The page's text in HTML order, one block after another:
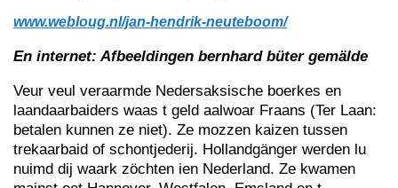
www.webloug.nl/jan-hendrik-neuteboom/
En internet: Afbeeldingen bernhard büter gemälde
Veur veul veraarmde Nedersaksische boerkes en
laandaarbaiders waas t geld aalwoar Fraans (Ter Laan:
betalen kunnen ze niet). Ze mozzen kaizen tussen
trekaarbaid of schontjederij. Hollandgänger werden lu
nuimd dij waark zöchten ien Nederland. Ze kwamen